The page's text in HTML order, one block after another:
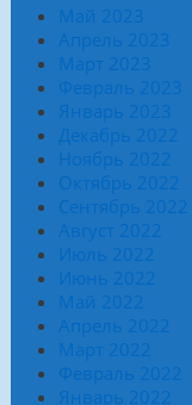
Май 2023
Апрель 2023
Март 2023
Февраль 2023
Январь 2023
Декабрь 2022
Ноябрь 2022
Октябрь 2022
Сентябрь 2022
Август 2022
Июль 2022
Июнь 2022
Май 2022
Апрель 2022
Март 2022
Февраль 2022
Январь 2022